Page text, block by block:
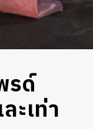
รด์
ะเท่า